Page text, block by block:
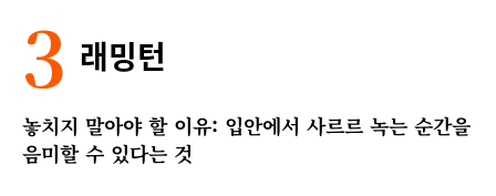
3 래밍턴
놓치지 말아야 할 이유: 입안에서 사르르 녹는 순간을
음미할 수 있다는 것